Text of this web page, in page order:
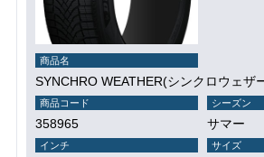
商品名
SYNCHRO WEATHER(シンクロウェザ
商品コード
358965
シーズン
サマー
インチ サイズ